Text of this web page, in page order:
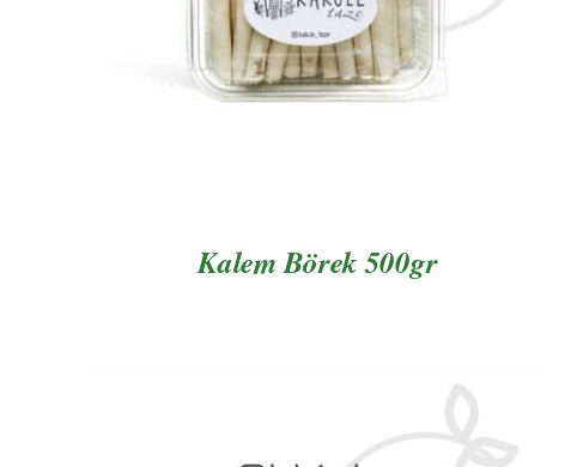
Kalem Börek 500gr